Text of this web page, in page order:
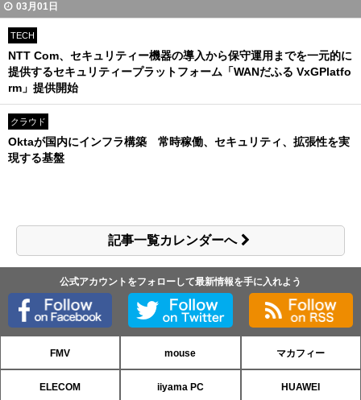
03月01日
TECH
NTT Com、セキュリティー機器の導入から保守運用までを一元的に
提供するセキュリティープラットフォーム「WANだふる VxGPlatfo
rm」提供開始
クラウド
Oktaが国内にインフラ構築 常時稼働、セキュリティ、拡張性を実
現する基盤
記事一覧カレンダーへ
公式アカウントをフォローして最新情報を手に入れよう
FMV mouse マカフィー
ELECOM iiyama PC HUAWEI